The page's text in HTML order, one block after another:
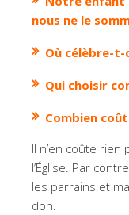
nous ne le
Où célèbre-t-
Qui choisir
Combien
Il n’en coûte rien
l’Église. Par
les parrains et
don.